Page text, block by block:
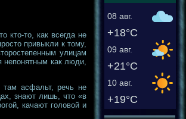
кто-то, как всегда не
привыкли к тому,
улицам
непонятным как люди,
там асфальт, речь не
знают лишь, что «в
качают головой и
08 авг.
+18°C
09 авг.
+21°C
10 авг.
+19°C